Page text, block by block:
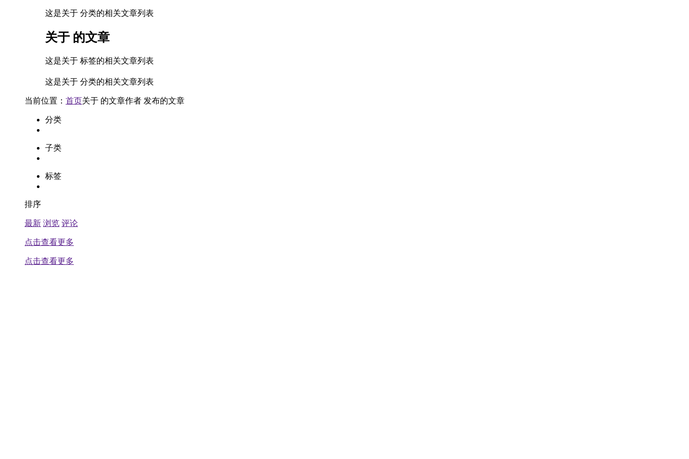
这是关于 分类的相关文章列表
关于 的文章
这是关于 标签的相关文章列表
这是关于 分类的相关文章列表
当前位置： 首页关于 的文章作者 发布的文章
分类
子类
标签
排序
最新 浏览 评论
点击查看更多
点击查看更多